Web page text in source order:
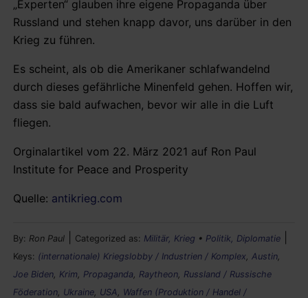
„Experten“ glauben ihre eigene Propaganda über
Russland und stehen knapp davor, uns darüber in den
Krieg zu führen.
Es scheint, als ob die Amerikaner schlafwandelnd
durch dieses gefährliche Minenfeld gehen. Hoffen wir,
dass sie bald aufwachen, bevor wir alle in die Luft
fliegen.
Orginalartikel vom 22. März 2021 auf Ron Paul
Institute for Peace and Prosperity
Quelle: antikrieg.com
By: Ron Paul Categorized as: Militär, Krieg • Politik, Diplomatie
Keys: (internationale) Kriegslobby / Industrien / Komplex Austin
Joe Biden Krim Propaganda Raytheon Russland / Russische
Föderation Ukraine USA
Waffen (Produktion / Handel /